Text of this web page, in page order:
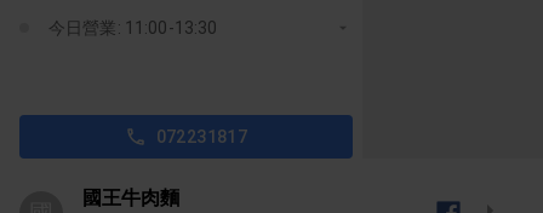
今日營業: 11:00-13:30
072231817
國王牛肉麵